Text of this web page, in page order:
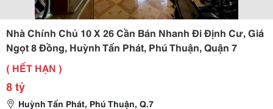
Nhà Chính Chủ 10 X 26 Cần Bán Nhanh Đi Định Cư, Giá
Ngọt 8 Đồng, Huỳnh Tấn Phát, Phú Thuận, Quận 7
( HẾT HẠN )
8 tỷ
Huỳnh Tấn Phát, Phú Thuận, Q.7